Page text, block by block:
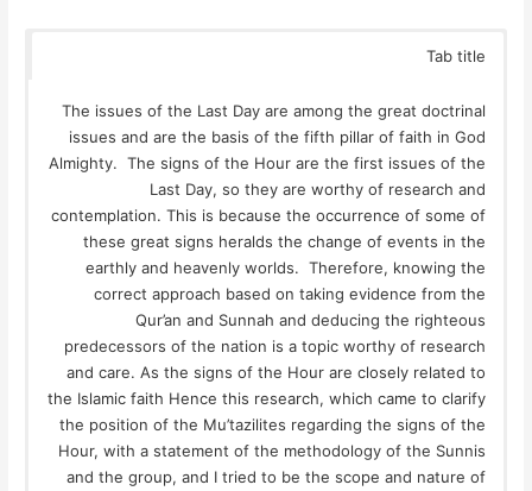
Tab title
The issues of the Last Day are among the great doctrinal
issues and are the basis of the fifth pillar of faith in God
Almighty. The signs of the Hour are the first issues of the
Last Day, so they are worthy of research and
contemplation. This is because the occurrence of some of
these great signs heralds the change of events in the
earthly and heavenly worlds. Therefore, knowing the
correct approach based on taking evidence from the
Qur’an and Sunnah and deducing the righteous
predecessors of the nation is a topic worthy of research
and care. As the signs of the Hour are closely related to
the Islamic faith Hence this research, which came to clarify
the position of the Mu’tazilites regarding the signs of the
Hour, with a statement of the methodology of the Sunnis
and the group, and I tried to be the scope and nature of